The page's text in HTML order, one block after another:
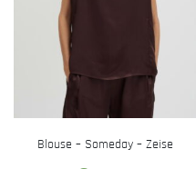
gekozen
op
productpagina
Blouse – Someday – Zeise